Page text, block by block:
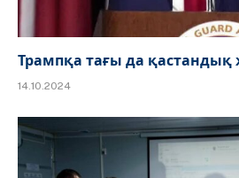
Трампқа тағы да қастандық
14.10.2024